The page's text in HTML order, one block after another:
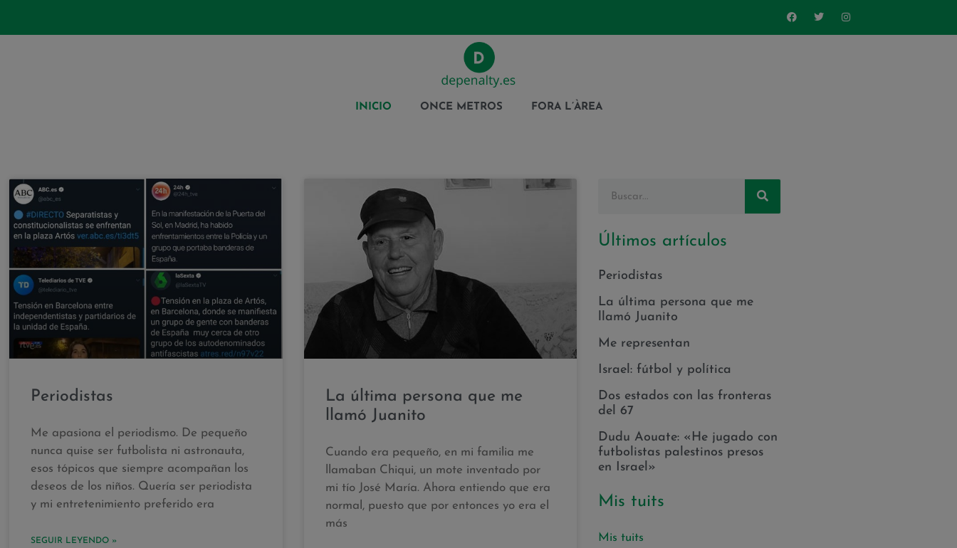
INICIO ONCE METROS FORA L’ÀREA
Periodistas
Me apasiona el periodismo. De pequeño
nunca quise ser futbolista ni astronauta,
esos tópicos que siempre acompañan los
deseos de los niños. Quería ser periodista
y mi entretenimiento preferido era
SEGUIR LEYENDO »
La última persona que me
llamó Juanito
Cuando era pequeño, en mi familia me
llamaban Chiqui, un mote inventado por
mi tío José María. Ahora entiendo que era
normal, puesto que por entonces yo era el
más
Últimos artículos
Periodistas
La última persona que me
llamó Juanito
Me representan
Israel: fútbol y política
Dos estados con las fronteras
del 67
Dudu Aouate: «He jugado con
futbolistas palestinos presos
en Israel»
Mis tuits
Mis tuits